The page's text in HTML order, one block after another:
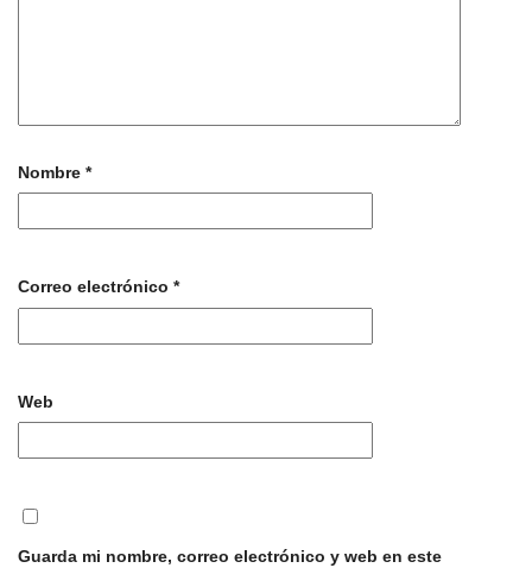
Nombre *
Correo electrónico *
Web
Guarda mi nombre, correo electrónico y web en este